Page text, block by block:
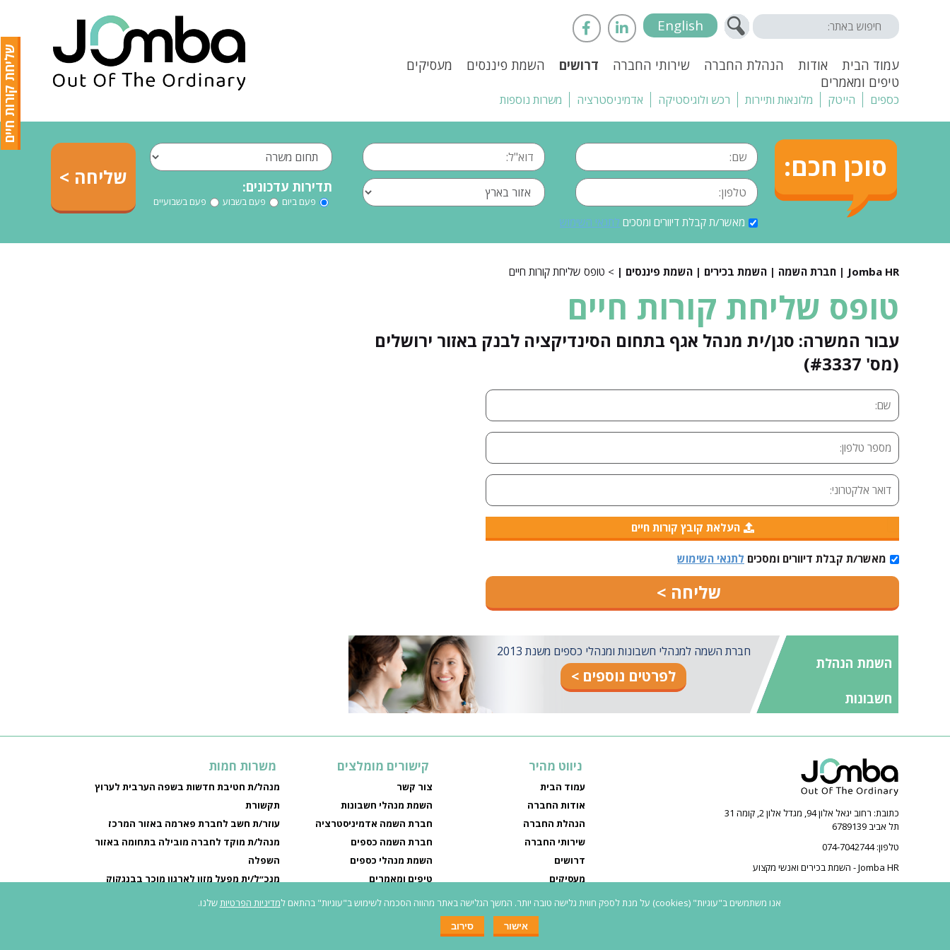
English
עמוד הבית אודות הנהלת החברה שירותי החברה דרושים השמת פיננסים
מעסיקים
טיפים ומאמרים
כספים הייטק מלונאות ותיירות רכש ולוגיסטיקה אדמיניסטרציה משרות נוספות
סוכן חכם:
תדירות עדכונים:
פעם ביום פעם בשבוע פעם בשבועיים
מאשר/ת קבלת דיוורים ומסכים לתנאי השימוש
Jomba HR | חברת השמה | השמת בכירים | השמת פיננסים | > טופס שליחת קורות חיים
טופס שליחת קורות חיים
עבור המשרה: סגן/ית מנהל אגף בתחום הסינדיקציה לבנק באזור ירושלים
(מס' #3337)
העלאת קובץ קורות חיים
מאשר/ת קבלת דיוורים ומסכים לתנאי השימוש
השמת הנהלת
חשבונות
חברת השמה למנהלי חשבונות ומנהלי כספים משנת 2013
לפרטים נוספים >
שליחת קורות חיים
כתובת:
רחוב יגאל אלון 94, מגדל אלון 2, קומה 31
תל אביב 6789139
טלפון:074-7042744
Jomba HR - השמת בכירים ואנשי מקצוע
ניווט מהיר
עמוד הבית
אודות החברה
הנהלת החברה
שירותי החברה
דרושים
מעסיקים
מדיניות פרטיות
קישורים מומלצים
צור קשר
השמת מנהלי חשבונות
חברת השמה אדמיניסטרציה
חברת השמה כספים
השמת מנהלי כספים
טיפים ומאמרים
חיפוש עבודה עם חברת השמה
משרות חמות
מנהל/ת חטיבת חדשות בשפה הערבית לערוץ
תקשורת
עוזר/ת חשב לחברת פארמה באזור המרכז
מנהל/ת מוקד לחברה מובילה בתחומה באזור
השפלה
מנכ״ל/ית מפעל מזון לארגון מוכר בבנגקוק
כל המשרות באתר פונות לגברים ונשים כאחד
אנו משתמשים ב"עוגיות" (cookies) על מנת לספק חווית גלישה טובה יותר. המשך הגלישה באתר מהווה הסכמה לשימוש ב"עוגיות" בהתאם ל מדיניות הפרטיותשלנו.
אישור סירוב